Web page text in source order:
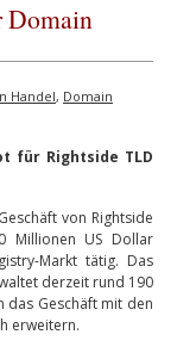
Domain
Handel, Domain
für Rightside TLD
von Rightside
Millionen US Dollar
Markt tätig. Das
derzeit rund 190
das Geschäft mit den
erweitern.